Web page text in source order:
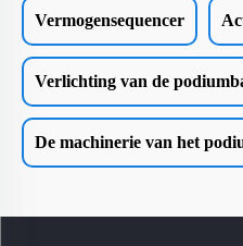
Vermogensequencer
Verlichting van de
De machinerie van het